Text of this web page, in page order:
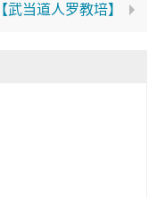
【武当道人罗教培】